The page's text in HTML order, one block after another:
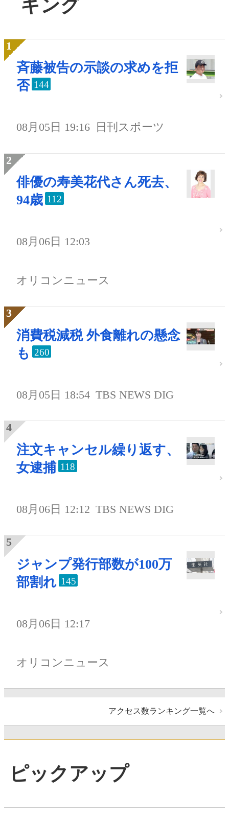
キング
斉藤被告の示談の求めを拒
否 144
08月05日 19:16 日刊スポーツ
俳優の寿美花代さん死去、
94歳 112
08月06日 12:03
オリコンニュース
消費税減税 外食離れの懸念
も
260
08月05日 18:54 TBS NEWS DIG
注文キャンセル繰り返す、
女逮捕 118
08月06日 12:12 TBS NEWS DIG
ジャンプ発行部数が100万
部割れ 145
08月06日 12:17
オリコンニュース
アクセス数ランキング一覧へ
ピックアップ